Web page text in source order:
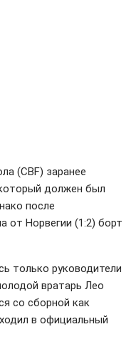
(CBF) заранее
должен был
после
от Норвегии (1:2) борт
только руководители
вратарь Лео
со сборной как
в официальный